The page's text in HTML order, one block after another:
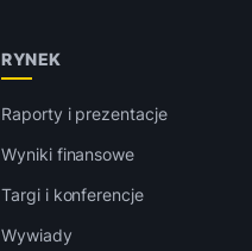
RYNEK
Raporty i prezentacje
Wyniki finansowe
Targi i konferencje
Wywiady